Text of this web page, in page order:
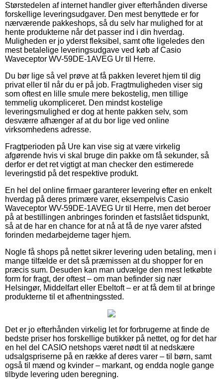
Størstedelen af internet handler giver efterhånden diverse
forskellige leveringsudgaver. Den mest benyttede er for
nærværende pakkeshops, så du selv har mulighed for at
hente produkterne når det passer ind i din hverdag.
Muligheden er jo yderst fleksibel, samt ofte ligeledes den
mest betalelige leveringsudgave ved køb af Casio
Waveceptor WV-59DE-1AVEG Ur til Herre.
Du bør lige så vel prøve at få pakken leveret hjem til dig
privat eller til når du er på job. Fragtmuligheden viser sig
som oftest en lille smule mere bekostelig, men tillige
temmelig ukompliceret. Den mindst kostelige
leveringsmulighed er dog at hente pakken selv, som
desværre afhænger af at du bor lige ved online
virksomhedens adresse.
Fragtperioden på Ure kan vise sig at være virkelig
afgørende hvis vi skal bruge din pakke om få sekunder, så
derfor er det ret vigtigt at man checker den estimerede
leveringstid på det respektive produkt.
En hel del online firmaer garanterer levering efter en enkelt
hverdag på deres primære varer, eksempelvis Casio
Waveceptor WV-59DE-1AVEG Ur til Herre, men det beroer
på at bestillingen anbringes forinden et fastslået tidspunkt,
så at de har en chance for at nå at få de nye varer afsted
forinden medarbejderne tager hjem.
Nogle få shops på nettet sikrer levering uden betaling, men i
mange tilfælde er det så præmissen at du shopper for en
præcis sum. Desuden kan man udvælge den mest letkøbte
form for fragt, der oftest – om man befinder sig nær
Helsingør, Middelfart eller Ebeltoft – er at få dem til at bringe
produkterne til et afhentningssted.
Det er jo efterhånden virkelig let for forbrugerne at finde de
bedste priser hos forskellige butikker på nettet, og for det har
en hel del CASIO netshops været nødt til at nedskære
udsalgspriserne på en række af deres varer – til børn, samt
også til mænd og kvinder – markant, og endda nogle gange
tilbyde levering uden beregning.